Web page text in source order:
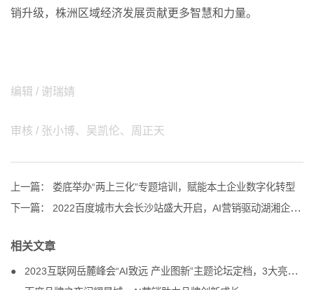
销升级，株洲区域经济发展贡献更多智慧和力量。
编辑 / 谢瑞婧
审核 / 张小博、吴凯伦、周正天
上一篇：
娄底举办“两上三化”专题培训，赋能本土企业数字化转型
下一篇：
2022百度城市大会长沙站盛大开启，AI营销驱动湖湘企业增长
相关文章
2023互联网岳麓峰会“AI致远 产业图新”主题论坛定档，3大亮点抢先看！